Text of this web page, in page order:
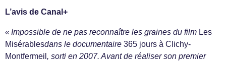
L’avis de Canal+
« Impossible de ne pas reconnaître les graines du film Les
Misérablesdans le documentaire 365 jours à Clichy-
Montfermeil , sorti en 2007. Avant de réaliser son premier